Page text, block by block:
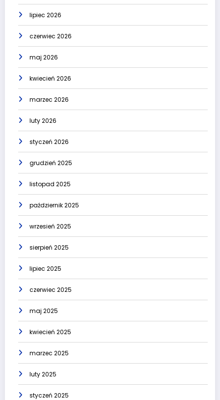
lipiec 2026
czerwiec 2026
maj 2026
kwiecień 2026
marzec 2026
luty 2026
styczeń 2026
grudzień 2025
listopad 2025
październik 2025
wrzesień 2025
sierpień 2025
lipiec 2025
czerwiec 2025
maj 2025
kwiecień 2025
marzec 2025
luty 2025
styczeń 2025